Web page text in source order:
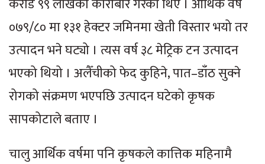
करोड ९९ लाखको कारोबार गरेका थिए । आर्थिक वर्ष
०७९/८० मा १३१ हेक्टर जमिनमा खेती विस्तार भयो तर
उत्पादन भने घट्यो । त्यस वर्ष ३८ मेट्रिक टन उत्पादन
भएको थियो । अलैँचीको फेद कुहिने, पात–डाँठ सुक्ने
रोगको संक्रमण भएपछि उत्पादन घटेको कृषक
सापकोटाले बताए ।
चालु आर्थिक वर्षमा पनि कृषकले कात्तिक महिनामै